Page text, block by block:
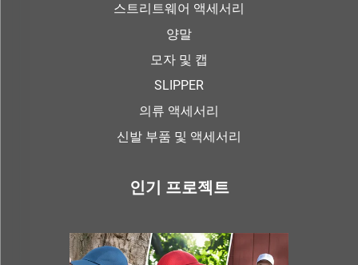
스트리트웨어 액세서리
양말
모자 및 캡
SLIPPER
의류 액세서리
신발 부품 및 액세서리
인기 프로젝트